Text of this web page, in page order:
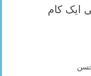
ایک کام